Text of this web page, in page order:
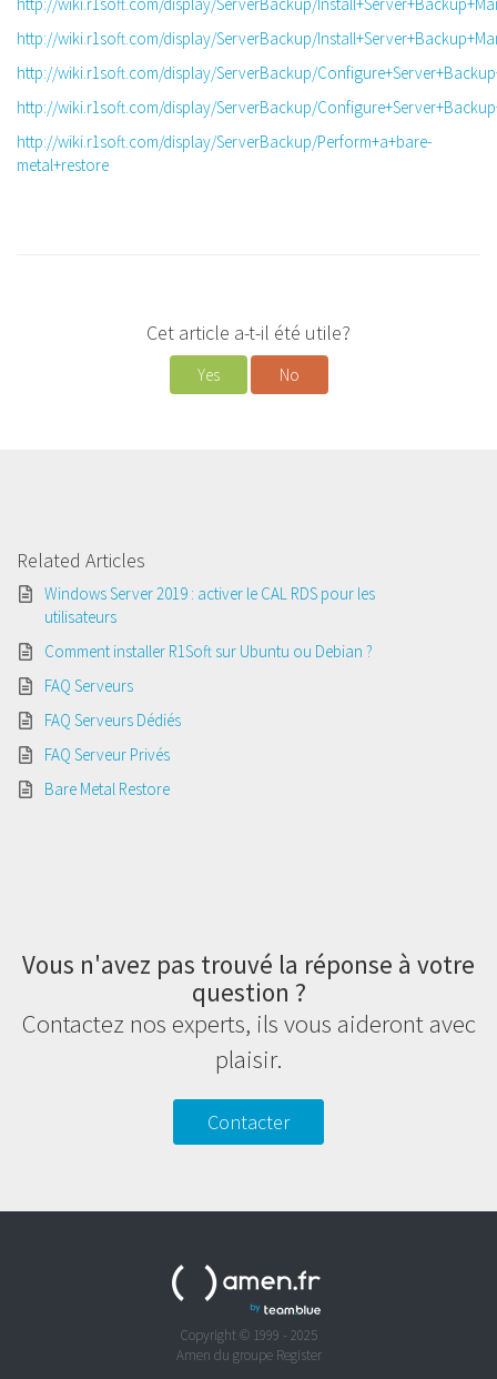
http://wiki.r1soft.com/display/ServerBackup/
http://wiki.r1soft.com/display/ServerBackup/
http://wiki.r1soft.com/display/ServerBackup/
http://wiki.r1soft.com/display/ServerBackup/Perform+a+bare-
metal+restore
Cet article a-t-il été utile?
Yes No
Related Articles
Windows Server 2019 : activer le CAL RDS pour les
utilisateurs
Comment installer R1Soft sur Ubuntu ou Debian ?
FAQ Serveurs
FAQ Serveurs Dédiés
FAQ Serveur Privés
Bare Metal Restore
Vous n'avez pas trouvé la réponse à votre
question ?
Contactez nos experts, ils vous aideront avec
plaisir.
Contacter
Copyright © 1999 - 2025
Amen du groupe Register